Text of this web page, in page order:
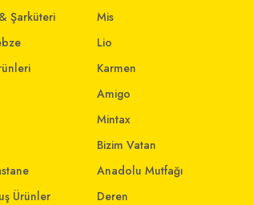
Şarküteri
Ürünler
Mis
Lio
Karmen
Amigo
Mintax
Bizim Vatan
Anadolu Mutfağı
Deren